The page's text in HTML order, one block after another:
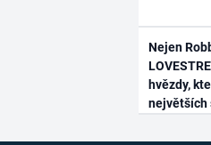
Nejen
hvězdy,
největších